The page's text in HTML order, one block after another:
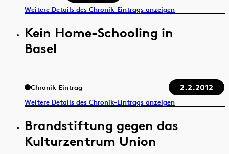
Weitere Details des Chronik-Eintrags anzeigen
Kein Home-Schooling in
Basel
Chronik-Eintrag 2.2.2012
Weitere Details des Chronik-Eintrags anzeigen
Brandstiftung gegen das
Kulturzentrum Union